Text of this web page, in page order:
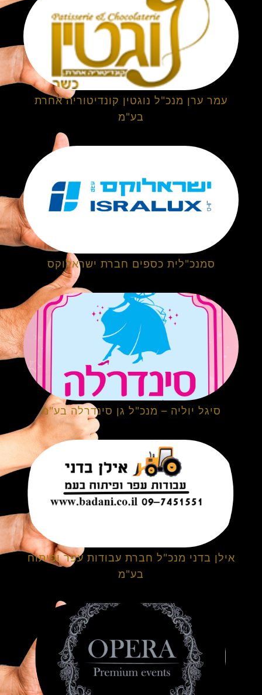
עמר ערן מנכ"ל נוגטין קונדיטוריה אחרת
בע"מ
סמנכ"לית כספים חברת ישראלוקס
סיגל יוליה – מנכ"ל גן סינדרלה בע"מ
אילן בדני מנכ"ל חברת עבודות עפר ופיתוח
בע"מ